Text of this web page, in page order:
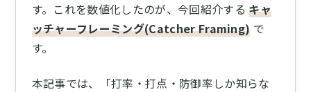
す。これを数値化したのが、今回紹介するキャ
ッチャーフレーミング(Catcher Framing) で
す。
本記事では、「打率・打点・防御率しか知らな